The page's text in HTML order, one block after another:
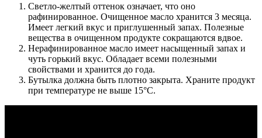
Светло-желтый оттенок означает, что оно
рафинированное. Очищенное масло хранится 3 месяца.
Имеет легкий вкус и приглушенный запах. Полезные
вещества в очищенном продукте сокращаются вдвое.
Нерафинированное масло имеет насыщенный запах и
чуть горький вкус. Обладает всеми полезными
свойствами и хранится до года.
Бутылка должна быть плотно закрыта. Храните продукт
при температуре не выше 15°С.